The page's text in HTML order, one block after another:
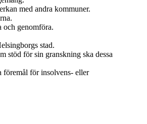
med andra kommuner.
och genomföra.
stad.
stöd för sin granskning ska dessa
föremål för insolvens- eller